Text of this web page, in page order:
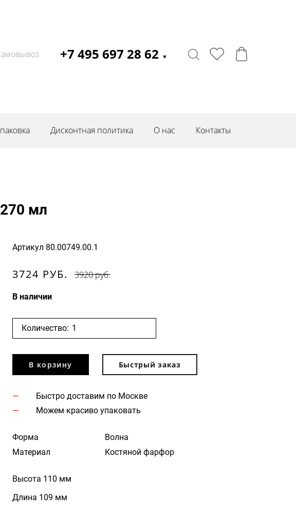
+7 495 697 28 62 ▼
Дисконтная политика О нас Контакты
мл
Артикул 80.00749.00.1
3724 РУБ. 3920 руб.
В наличии
Количество:
В корзину Быстрый заказ
Быстро доставим по Москве
Можем красиво упаковать
Форма
Волна
Материал
Костяной фарфор
Высота 110 мм
Длина 109 мм